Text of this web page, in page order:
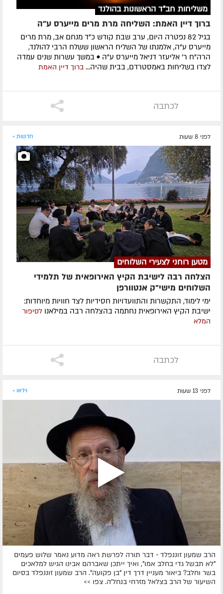
משליחות חב"ד הראשונות בהולנד
ברוך דיין האמת: השליחה מרת מרים מייערס ע"ה
בגיל 82 נפטרה היום, ערב שבת קודש כ"ד מנחם אב, מרת מרים
מייערס ע"ה, אלמנתו של השליח הראשון ששלח הרבי להולנד,
הרה"ח ר' אליעזר דניאל מייערס ע"ה • במשך עשרות שנים עמדה
לצדו בשליחות באמסטרדם, בבית שהיה... ברוך דיין האמת
לכתבה
לפני 8 שעות חדשות »
מטען רוחני לצעירי השלוחים
הצלחה רבה לישיבת הקיץ האירופאית של תלמידי
השלוחים מישי"ק אנטוורפן
ימי לימוד, התקשרות והתוועדויות חסידיות לצד חוויות מיוחדות:
ישיבת הקיץ האירופאית נחתמה בהצלחה רבה במילאנו לסיפור
המלא
לכתבה
לפני 13 שעות וידאו »
הרב שמעון זוננפלד - דבר תורה לפרשת ראה מדוע נאמר שלוש פעמים
"לא תבשל גדי בחלב אמו", ואיך ייתכן שאברהם אבינו הגיש למלאכים
בשר וחלב? ביאור מעניין דרך דין "בן פקועה". הרב שמעון זוננפלד בסיום
השיעור של הרב בצלאל מזרחי בנחל'ה. צפו >>